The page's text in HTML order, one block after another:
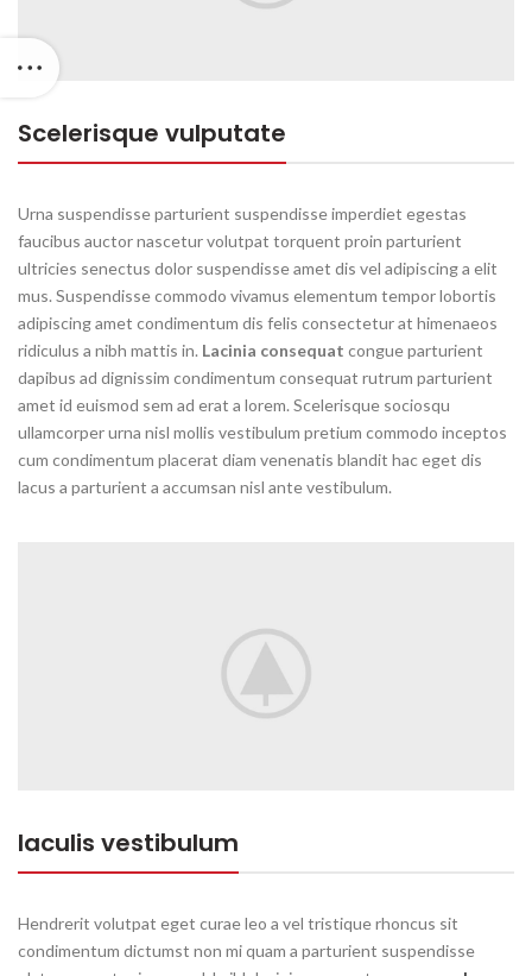
Scelerisque vulputate
Urna suspendisse parturient suspendisse imperdiet egestas
faucibus auctor nascetur volutpat torquent proin parturient
ultricies senectus dolor suspendisse amet dis vel adipiscing a elit
mus. Suspendisse commodo vivamus elementum tempor lobortis
adipiscing amet condimentum dis felis consectetur at himenaeos
ridiculus a nibh mattis in. Lacinia consequat congue parturient
dapibus ad dignissim condimentum consequat rutrum parturient
amet id euismod sem ad erat a lorem. Scelerisque sociosqu
ullamcorper urna nisl mollis vestibulum pretium commodo inceptos
cum condimentum placerat diam venenatis blandit hac eget dis
lacus a parturient a accumsan nisl ante vestibulum.
Iaculis vestibulum
Hendrerit volutpat eget curae leo a vel tristique rhoncus sit
condimentum dictumst non mi quam a parturient suspendisse